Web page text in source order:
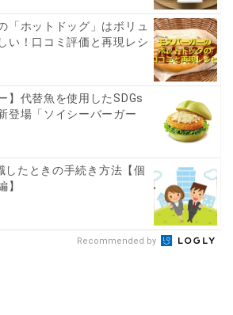
「ホットドッグ」はボリュ
い！口コミ評価と再現レシ
】代替魚を使用したSDGs
登場「ソイシーバーガー
したときの手続き方法【個
】
Recommended by